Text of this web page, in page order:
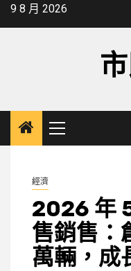
Skip9 8 月 2026
Primary
Menu
經濟
2026 年
售銷售：
萬輛，成